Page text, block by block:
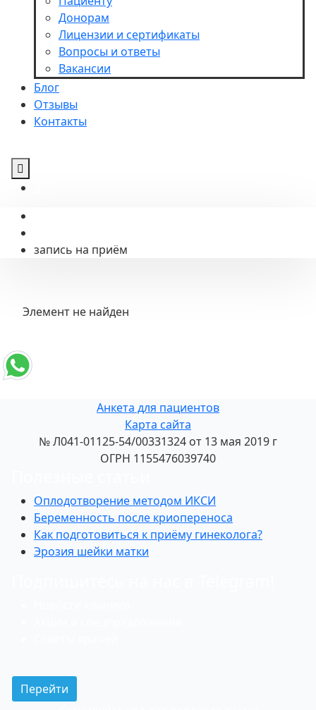
Донорам
Лицензии и сертификаты
Вопросы и ответы
Вакансии
Блог
Отзывы
Контакты
запись на приём
Элемент не найден
Анкета для пациентов
Карта сайта
№ Л041-01125-54/00331324 от 13 мая 2019 г
ОГРН 1155476039740
Оплодотворение методом ИКСИ
Беременность после криопереноса
Как подготовиться к приёму гинеколога?
Эрозия шейки матки
Перейти